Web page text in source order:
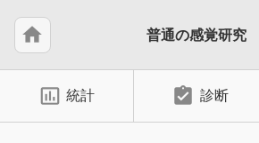
home 普通の感覚研究
insert_chart_outlined 統計 assignment_turned_in 診断